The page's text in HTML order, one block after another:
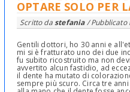
OPTARE SOLO PER
Scritto dastefania/ Pubblicato
Gentili dottori, ho 30 anni e
mi si è fratturato uno dei due
fu subito ricostruito ma non
avvertito alcun fastidio, ad
il dente ha mutato di
sempre più scuro. Circa tre